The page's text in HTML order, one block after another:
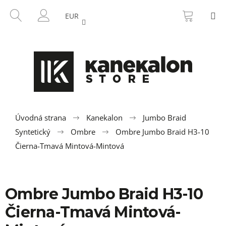
HĽADAŤ
PRIHLÁSENIE
EUR KOŠÍK
Úvodná strana Kanekalon
Jumbo Braid
Syntetický
Ombre
Ombre Jumbo Braid H3-10
Čierna-Tmavá Mintová-Mintová
Ombre Jumbo Braid H3-10
Čierna-Tmavá Mintová-
SPÄŤ
SPÄŤ
e
b
e
t
e